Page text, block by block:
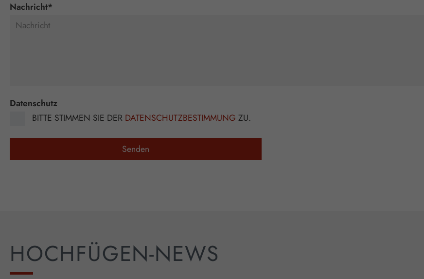
Nachricht*
Datenschutz
BITTE STIMMEN SIE DER DATENSCHUTZBESTIMMUNG ZU.
HOCHFÜGEN-NEWS